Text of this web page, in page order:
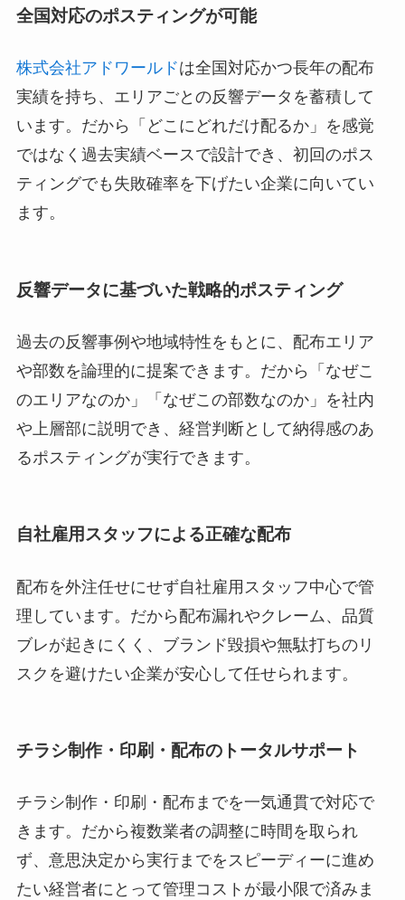
全国対応のポスティングが可能
株式会社アドワールドは全国対応かつ長年の配布
実績を持ち、エリアごとの反響データを蓄積して
います。だから「どこにどれだけ配るか」を感覚
ではなく過去実績ベースで設計でき、初回のポス
ティングでも失敗確率を下げたい企業に向いてい
ます。
反響データに基づいた戦略的ポスティング
過去の反響事例や地域特性をもとに、配布エリア
や部数を論理的に提案できます。だから「なぜこ
のエリアなのか」「なぜこの部数なのか」を社内
や上層部に説明でき、経営判断として納得感のあ
るポスティングが実行できます。
自社雇用スタッフによる正確な配布
配布を外注任せにせず自社雇用スタッフ中心で管
理しています。だから配布漏れやクレーム、品質
ブレが起きにくく、ブランド毀損や無駄打ちのリ
スクを避けたい企業が安心して任せられます。
チラシ制作・印刷・配布のトータルサポート
チラシ制作・印刷・配布までを一気通貫で対応で
きます。だから複数業者の調整に時間を取られ
ず、意思決定から実行までをスピーディーに進め
たい経営者にとって管理コストが最小限で済みま